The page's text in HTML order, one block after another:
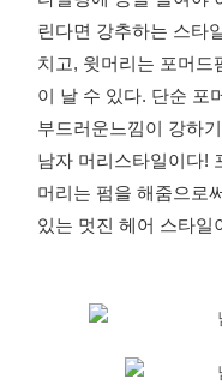
린다면 강추하는 스타
치고, 윗머리는 포머드
이 날 수 있다. 단순 포
부드러운느낌이 강하
남자 머리스타일이다!
머리는 펌을 해줌으로
있는 멋진 헤어 스타일